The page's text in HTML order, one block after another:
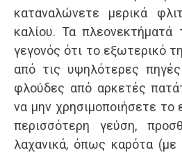
καταναλώνετε μερικά
καλίου. Τα πλεονεκτήματά
γεγονός ότι το εξωτερικό
από τις υψηλότερες
φλούδες από αρκετές
να μην χρησιμοποιήσετε το
περισσότερη γεύση,
λαχανικά, όπως καρότα (με